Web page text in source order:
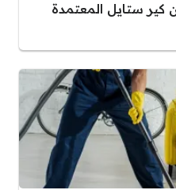
كير ستايل المعتمدة